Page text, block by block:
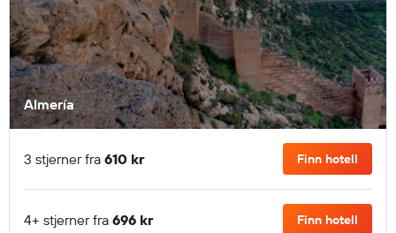
Almería
3 stjerner fra 610 kr Finn hotell
4+ stjerner fra 696 kr Finn hotell